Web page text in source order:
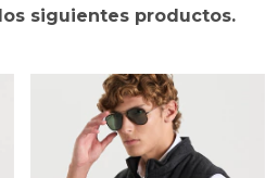
siguientes productos.